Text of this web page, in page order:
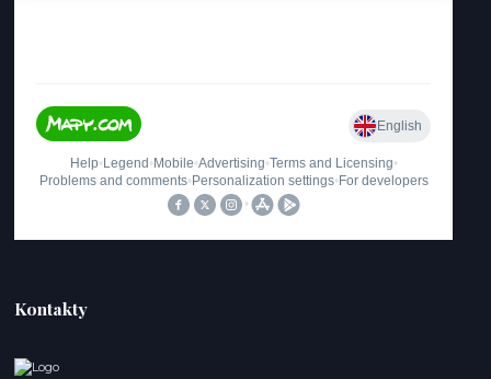
Kontakty